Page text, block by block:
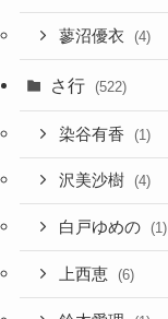
蓼沼優衣 (4)
さ行 (522)
染谷有香 (1)
沢美沙樹 (4)
白戸ゆめの (1)
上西恵 (6)